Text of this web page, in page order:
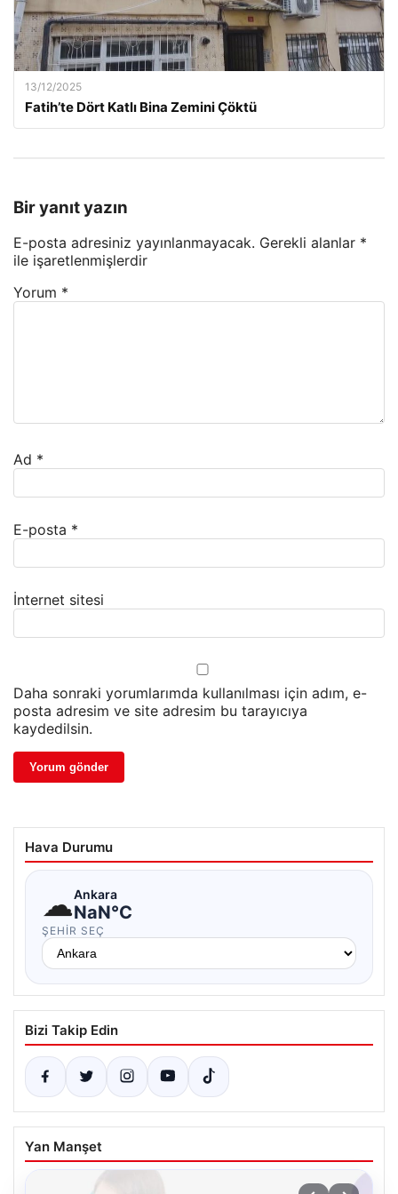
13/12/2025
Fatih’te Dört Katlı Bina Zemini Çöktü
Bir yanıt yazın
E-posta adresiniz yayınlanmayacak. Gerekli alanlar *
ile işaretlenmişlerdir
Yorum *
Ad *
E-posta *
İnternet sitesi
Daha sonraki yorumlarımda kullanılması için adım, e-
posta adresim ve site adresim bu tarayıcıya
kaydedilsin.
Hava Durumu
☁Ankara
NaN°C
ŞEHIR SEÇ
Bizi Takip Edin
Yan Manşet